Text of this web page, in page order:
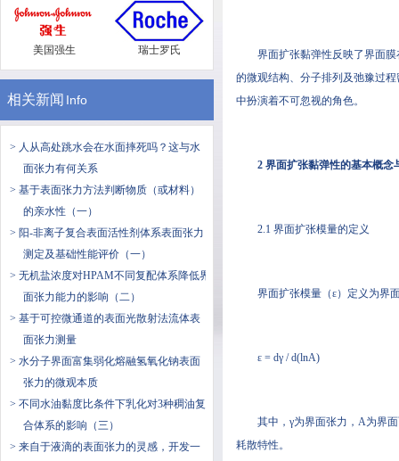
美国强生 瑞士罗氏
相关新闻 Info
> 人从高处跳水会在水面摔死吗？这与水
面张力有何关系
> 基于表面张力方法判断物质（或材料）
的亲水性（一）
> 阳-非离子复合表面活性剂体系表面张力
测定及基础性能评价（一）
> 无机盐浓度对HPAM不同复配体系降低界
面张力能力的影响（二）
> 基于可控微通道的表面光散射法流体表
面张力测量
> 水分子界面富集弱化熔融氢氧化钠表面
张力的微观本质
> 不同水油黏度比条件下乳化对3种稠油复
合体系的影响（三）
> 来自于液滴的表面张力的灵感，开发一
界面扩张黏弹性反映了界面
的微观结构、分子排列及弛豫过
中扮演着不可忽视的角色。
2 界面扩张黏弹性的基本概念
2.1 界面扩张模量的定义
界面扩张模量（ε）定义为界
ε = dγ / d(lnA)
其中，γ为界面张力，A为界
耗散特性。